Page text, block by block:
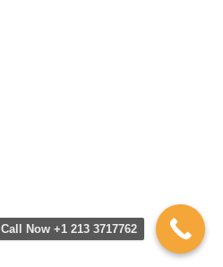
Call Now +1 213 3717762